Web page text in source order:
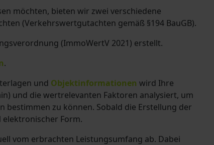
möchten, bieten wir zwei verschiedene
(Verkehrswertgutachten gemäß §194 BauGB).
(ImmoWertV 2021) erstellt.
.
und Objektinformationen wird Ihre
und die wertrelevanten Faktoren analysiert, um
zu können. Sobald die Erstellung der
Form.
vom erbrachten Leistungsumfang ab. Dabei